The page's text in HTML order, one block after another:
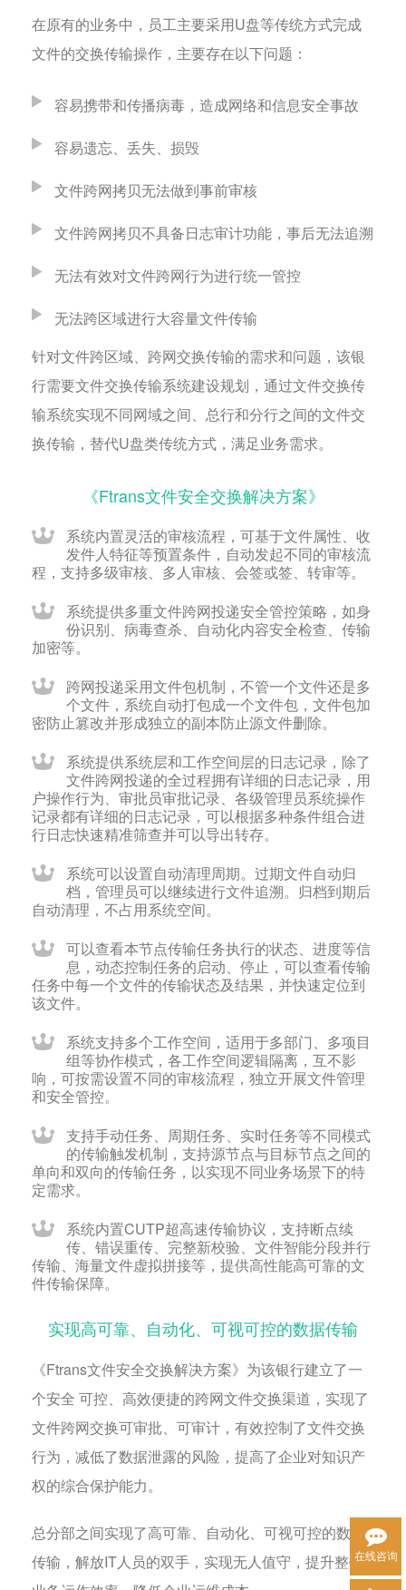
在原有的业务中，员工主要采用U盘等传统方式完成
文件的交换传输操作，主要存在以下问题：
容易携带和传播病毒，造成网络和信息安全事故
容易遗忘、丢失、损毁
文件跨网拷贝无法做到事前审核
文件跨网拷贝不具备日志审计功能，事后无法追溯
无法有效对文件跨网行为进行统一管控
无法跨区域进行大容量文件传输
针对文件跨区域、跨网交换传输的需求和问题，该银
行需要文件交换传输系统建设规划，通过文件交换传
输系统实现不同网域之间、总行和分行之间的文件交
换传输，替代U盘类传统方式，满足业务需求。
《Ftrans文件安全交换解决方案》
系统内置灵活的审核流程，可基于文件属性、收
发件人特征等预置条件，自动发起不同的审核流
程，支持多级审核、多人审核、会签或签、转审等。
系统提供多重文件跨网投递安全管控策略，如身
份识别、病毒查杀、自动化内容安全检查、传输
加密等。
跨网投递采用文件包机制，不管一个文件还是多
个文件，系统自动打包成一个文件包，文件包加
密防止篡改并形成独立的副本防止源文件删除。
系统提供系统层和工作空间层的日志记录，除了
文件跨网投递的全过程拥有详细的日志记录，用
户操作行为、审批员审批记录、各级管理员系统操作
记录都有详细的日志记录，可以根据多种条件组合进
行日志快速精准筛查并可以导出转存。
系统可以设置自动清理周期。过期文件自动归
档，管理员可以继续进行文件追溯。归档到期后
自动清理，不占用系统空间。
可以查看本节点传输任务执行的状态、进度等信
息，动态控制任务的启动、停止，可以查看传输
任务中每一个文件的传输状态及结果，并快速定位到
该文件。
系统支持多个工作空间，适用于多部门、多项目
组等协作模式，各工作空间逻辑隔离，互不影
响，可按需设置不同的审核流程，独立开展文件管理
和安全管控。
支持手动任务、周期任务、实时任务等不同模式
的传输触发机制，支持源节点与目标节点之间的
单向和双向的传输任务，以实现不同业务场景下的特
定需求。
系统内置CUTP超高速传输协议，支持断点续
传、错误重传、完整新校验、文件智能分段并行
传输、海量文件虚拟拼接等，提供高性能高可靠的文
件传输保障。
实现高可靠、自动化、可视可控的数据传输
《Ftrans文件安全交换解决方案》为该银行建立了一
个安全 可控、高效便捷的跨网文件交换渠道，实现了
文件跨网交换可审批、可审计，有效控制了文件交换
行为，减低了数据泄露的风险，提高了企业对知识产
权的综合保护能力。
总分部之间实现了高可靠、自动化、可视可控的数据
传输，解放IT人员的双手，实现无人值守，提升整体在线咨询